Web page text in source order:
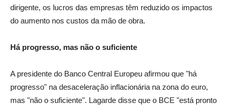
dirigente, os lucros das empresas têm reduzido os impactos
do aumento nos custos da mão de obra.
Há progresso, mas não o suficiente
A presidente do Banco Central Europeu afirmou que "há
progresso" na desaceleração inflacionária na zona do euro,
mas "não o suficiente". Lagarde disse que o BCE "está pronto